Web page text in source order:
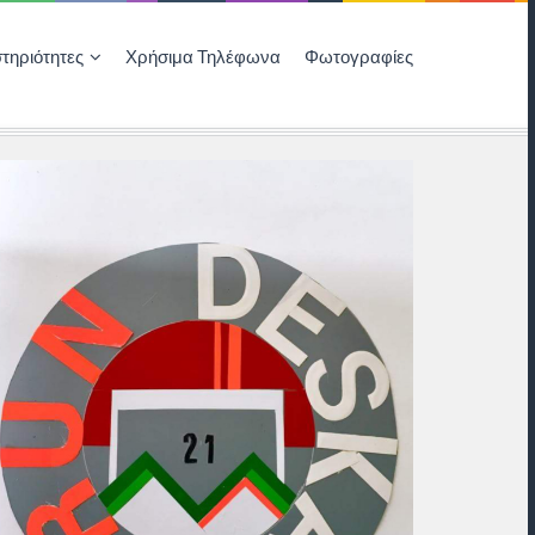
Χρήσιμα Τηλέφωνα Φωτογραφίες